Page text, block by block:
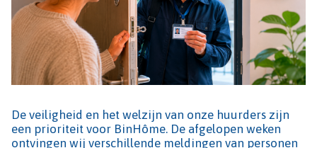
De veiligheid en het welzijn van onze huurders zijn
een prioriteit voor BinHôme. De afgelopen weken
ontvingen wij verschillende meldingen van personen